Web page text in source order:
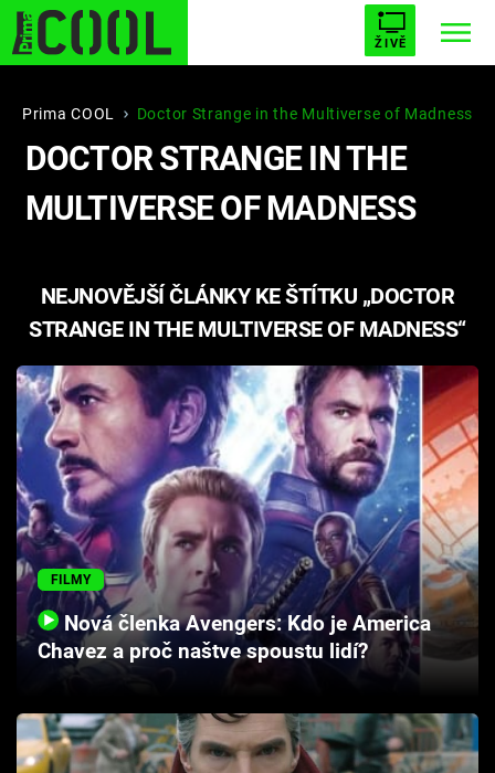
ŽIVĚ
Trendy: STARHOUSE BUFFY, PŘEMOŽITELKA UPÍRŮ
ESCAPE PLNEJ KOTEL AVENGERS 5
Témata
Seriály
Hry
Cool Esport
Pořady
TV Program
Sledujte prima+
Přihlášení
Prima COOL Doctor Strange in the Multiverse of Madness
DOCTOR STRANGE IN THE
MULTIVERSE OF MADNESS
NEJNOVĚJŠÍ ČLÁNKY KE ŠTÍTKU „DOCTOR
STRANGE IN THE MULTIVERSE OF MADNESS“
FILMY
Nová členka Avengers: Kdo je America
Chavez a proč naštve spoustu lidí?